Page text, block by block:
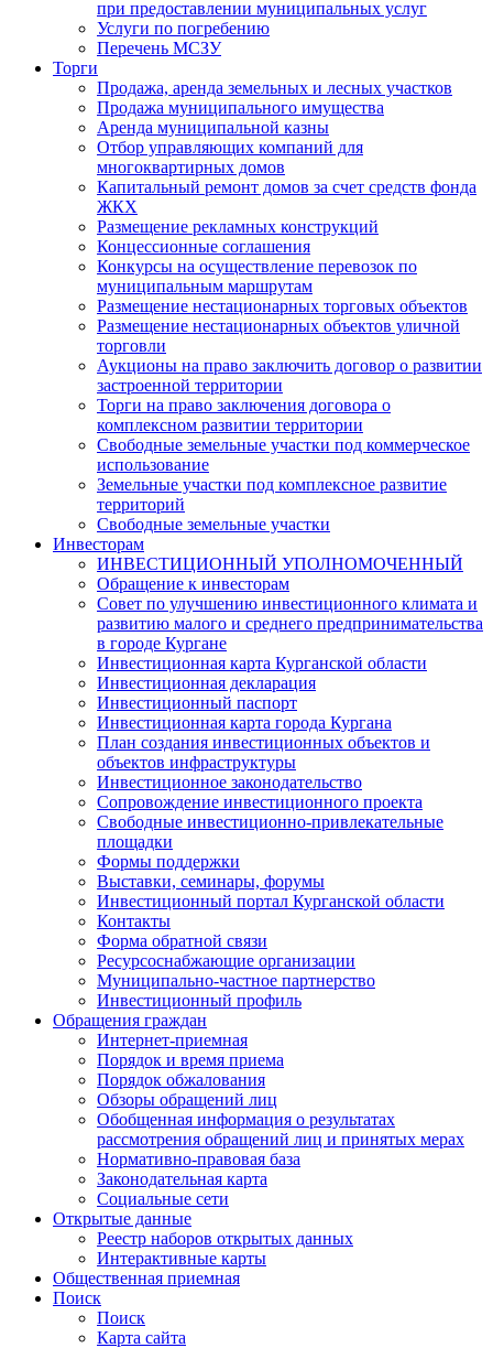
при предоставлении муниципальных услуг
Услуги по погребению
Перечень МСЗУ
Торги
Продажа, аренда земельных и лесных участков
Продажа муниципального имущества
Аренда муниципальной казны
Отбор управляющих компаний для
многоквартирных домов
Капитальный ремонт домов за счет средств фонда
ЖКХ
Размещение рекламных конструкций
Концессионные соглашения
Конкурсы на осуществление перевозок по
муниципальным маршрутам
Размещение нестационарных торговых объектов
Размещение нестационарных объектов уличной
торговли
Аукционы на право заключить договор о развитии
застроенной территории
Торги на право заключения договора о
комплексном развитии территории
Свободные земельные участки под коммерческое
использование
Земельные участки под комплексное развитие
территорий
Свободные земельные участки
Инвесторам
ИНВЕСТИЦИОННЫЙ УПОЛНОМОЧЕННЫЙ
Обращение к инвесторам
Совет по улучшению инвестиционного климата и
развитию малого и среднего предпринимательства
в городе Кургане
Инвестиционная карта Курганской области
Инвестиционная декларация
Инвестиционный паспорт
Инвестиционная карта города Кургана
План создания инвестиционных объектов и
объектов инфраструктуры
Инвестиционное законодательство
Сопровождение инвестиционного проекта
Свободные инвестиционно-привлекательные
площадки
Формы поддержки
Выставки, семинары, форумы
Инвестиционный портал Курганской области
Контакты
Форма обратной связи
Ресурсоснабжающие организации
Муниципально-частное партнерство
Инвестиционный профиль
Обращения граждан
Интернет-приемная
Порядок и время приема
Порядок обжалования
Обзоры обращений лиц
Обобщенная информация о результатах
рассмотрения обращений лиц и принятых мерах
Нормативно-правовая база
Законодательная карта
Социальные сети
Открытые данные
Реестр наборов открытых данных
Интерактивные карты
Общественная приемная
Поиск
Поиск
Карта сайта